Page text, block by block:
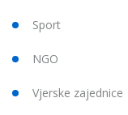
Sport
NGO
Vjerske zajednice